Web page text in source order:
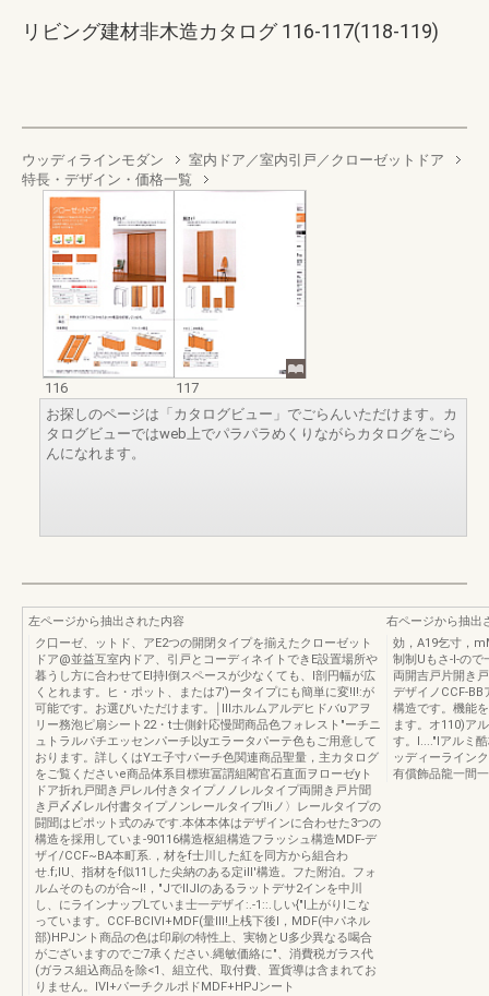
リビング建材非木造カタログ 116-117(118-119)
ウッディラインモダン
室内ドア／室内引戸／クローゼットドア
特長・デザイン・価格一覧
116
117
お探しのページは「カタログビュー」でごらんいただけます。カ
タログビューではweb上でパラパラめくりながらカタログをごら
んになれます。
左ページから抽出された内容
ク口ーゼ、ットド、アE2つの開閉タイプを揃えたクローゼット
ドア@並益互室内ドア、引戸とコーディネイトできE設置場所や
暮うし方に合わせてEl持l倒スペースが少なくても、l剖円幅が広
くとれます。ヒ・ポット、または7')ータイプにも簡単に変!l!:が
可能です。お選びいただけます。￨lllホルムアルデヒドバυアヲ
リー務泡ピ扇シート22・t士側針応慢聞商品色フォレスト"ーチニ
ュトラルパチエッセンパーチ以yエラータパーテ色もご用意して
おります。詳しくはYエ子寸パーチ色関連商品聖量，主カタログ
をご覧くださいe商品体系目標班冨謂組閣官石直面ヲローゼyト
ドア折れ戸聞き戸レル付きタイプノノレルタイプ両開き戸片聞
き戸〆〆レル付書タイプノンレールタイプl!iノ〉レールタイプの
闘聞はピポット式のみです.本体本体はデザインに合わせた3つの
構造を採用していま-90116構造枢組構造フラッシュ構造MDF-デ
ザイ/CCF~BA本町系.，材をf士川した紅を同方から組合わ
せ.f;IU、指材をf似11した尖納のある定iII'構造。フた附泊。フォ
ルムそのものが合~I!，"JでllJIのあるラットデサ2インを中川
し、にラインナップLていま士一デザイ:.-1::.しい{"I上がりlこな
っています。CCF-BClVl+MDF(量III!上桟下後I，MDF(中パネル
部)HPJント商品の色は印刷の特性上、実物とU多少異なる喝合
がございますのでご7承ください.縄敏価絡に"、消費税ガラス代
(ガラス組込商品を除<1、組立代、取付費、置貨導は含まれてお
りません。lVl+パーチクルポドMDF+HPJンート
右ページから抽出
効，A19乞寸，
制制Uもさ-l-ので
両開吉戸片開き
デザイノCCF-
構造です。機能
ます。オ110)ア
す。I...."Iアルミ
ッディーライン
有償飾品龍一間